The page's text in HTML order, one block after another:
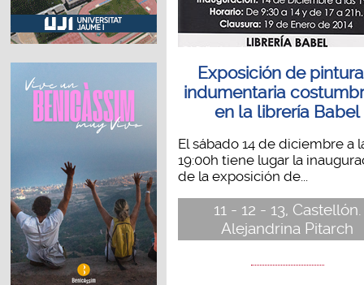
Exposición de
indumentaria
en la librería Babel
El sábado 14 de diciembre a
19:00h tiene lugar la
de la exposición de...
11 - 12 - 13, Castellón.
Alejandrina Pitarch